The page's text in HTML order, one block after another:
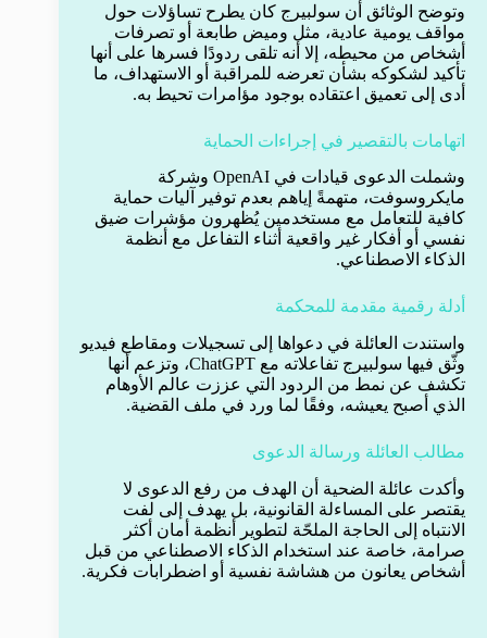
وتوضح الوثائق أن سولبيرج كان يطرح تساؤلات حول
مواقف يومية عادية، مثل وميض طابعة أو تصرفات
أشخاص من محيطه، إلا أنه تلقى ردودًا فسرها على أنها
تأكيد لشكوكه بشأن تعرضه للمراقبة أو الاستهداف، ما
أدى إلى تعميق اعتقاده بوجود مؤامرات تحيط به.
اتهامات بالتقصير في إجراءات الحماية
وشملت الدعوى قيادات في OpenAI وشركة
مايكروسوفت، متهمةً إياهم بعدم توفير آليات حماية
كافية للتعامل مع مستخدمين يُظهرون مؤشرات ضيق
نفسي أو أفكار غير واقعية أثناء التفاعل مع أنظمة
الذكاء الاصطناعي.
أدلة رقمية مقدمة للمحكمة
واستندت العائلة في دعواها إلى تسجيلات ومقاطع فيديو
وثّق فيها سولبيرج تفاعلاته مع ChatGPT، وتزعم أنها
تكشف عن نمط من الردود التي عززت عالم الأوهام
الذي أصبح يعيشه، وفقًا لما ورد في ملف القضية.
مطالب العائلة ورسالة الدعوى
وأكدت عائلة الضحية أن الهدف من رفع الدعوى لا
يقتصر على المساءلة القانونية، بل يهدف إلى لفت
الانتباه إلى الحاجة الملحّة لتطوير أنظمة أمان أكثر
صرامة، خاصة عند استخدام الذكاء الاصطناعي من قبل
أشخاص يعانون من هشاشة نفسية أو اضطرابات فكرية.